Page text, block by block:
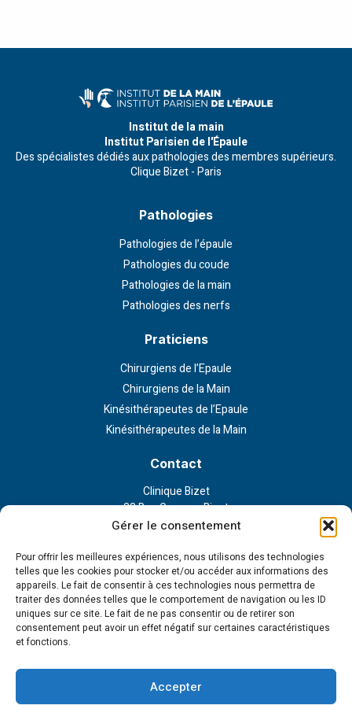
Gérer le consentement
Pour offrir les meilleures expériences, nous utilisons des technologies
telles que les cookies pour stocker et/ou accéder aux informations des
appareils. Le fait de consentir à ces technologies nous permettra de
traiter des données telles que le comportement de navigation ou les ID
uniques sur ce site. Le fait de ne pas consentir ou de retirer son
consentement peut avoir un effet négatif sur certaines caractéristiques
et fonctions.
Accepter
Institut de la main
Institut Parisien de l'Épaule
Des spécialistes dédiés aux pathologies des membres supérieurs.
Clique Bizet - Paris
Pathologies
Pathologies de l’épaule
Pathologies du coude
Pathologies de la main
Pathologies des nerfs
Praticiens
Chirurgiens de l’Epaule
Chirurgiens de la Main
Kinésithérapeutes de l’Epaule
Kinésithérapeutes de la Main
Contact
Clinique Bizet
23 Rue Georges Bizet
75116 Paris
Liens externe
Politique de confidentialité
Politique en matière de cookies
Tous droits réservés - 2023 © Institut de la main et l'épaule